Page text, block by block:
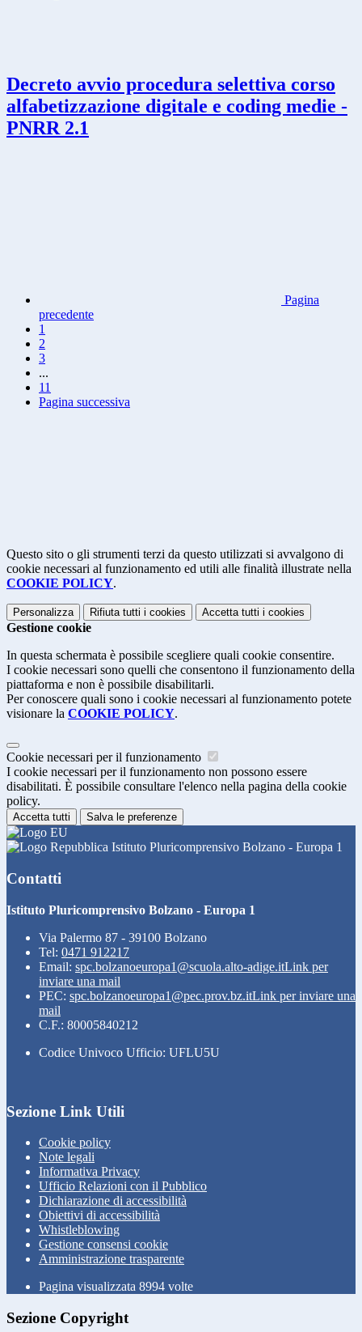
Decreto avvio procedura selettiva corso
alfabetizzazione digitale e coding medie -
PNRR 2.1
Pagina
precedente
1
2
3
...
11
Pagina successiva
Questo sito o gli strumenti terzi da questo utilizzati si avvalgono di
cookie necessari al funzionamento ed utili alle finalità illustrate nella
COOKIE POLICY.
Personalizza Rifiuta tutti i cookies Accetta tutti i cookies
Gestione cookie
In questa schermata è possibile scegliere quali cookie consentire.
I cookie necessari sono quelli che consentono il funzionamento della
piattaforma e non è possibile disabilitarli.
Per conoscere quali sono i cookie necessari al funzionamento potete
visionare la COOKIE POLICY.
Cookie necessari per il funzionamento
I cookie necessari per il funzionamento non possono essere
disabilitati. È possibile consultare l'elenco nella pagina della cookie
policy.
Accetta tutti Salva le preferenze
Istituto Pluricomprensivo Bolzano - Europa 1
Contatti
Istituto Pluricomprensivo Bolzano - Europa 1
Via Palermo 87 - 39100 Bolzano
Tel: 0471 912217
Email: spc.bolzanoeuropa1@scuola.alto-adige.itLink per
inviare una mail
PEC: spc.bolzanoeuropa1@pec.prov.bz.itLink per inviare una
mail
C.F.: 80005840212
Codice Univoco Ufficio: UFLU5U
Sezione Link Utili
Cookie policy
Note legali
Informativa Privacy
Ufficio Relazioni con il Pubblico
Dichiarazione di accessibilità
Obiettivi di accessibilità
Whistleblowing
Gestione consensi cookie
Amministrazione trasparente
Pagina visualizzata 8994 volte
Sezione Copyright